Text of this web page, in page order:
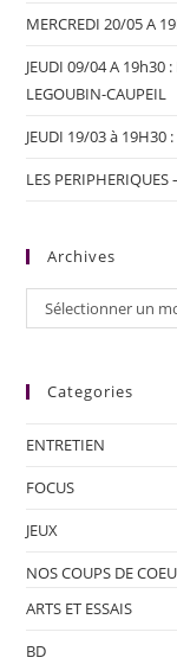
MERCREDI 20/05 A
JEUDI 09/04 A 19h30
LEGOUBIN-CAUPEIL
JEUDI 19/03 à 19H30
LES
Archives
Sélectionner un
Categories
ENTRETIEN
FOCUS
JEUX
NOS COUPS DE
ARTS ET ESSAIS
BD